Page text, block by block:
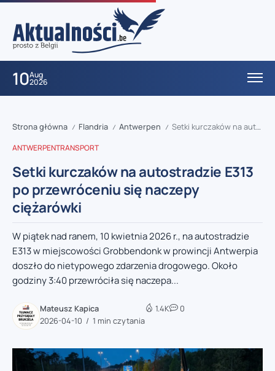
10Aug
2026
Strona główna / Flandria / Antwerpen / Setki kurczaków na autostradzie E313 po przewróceniu się naczepy ciężarówki
ANTWERPENTRANSPORT
Setki kurczaków na autostradzie E313
po przewróceniu się naczepy
ciężarówki
W piątek nad ranem, 10 kwietnia 2026 r., na autostradzie
E313 w miejscowości Grobbendonk w prowincji Antwerpia
doszło do nietypowego zdarzenia drogowego. Około
godziny 3:40 przewróciła się naczepa...
Mateusz Kapica
2026-04-10
1 min czytania
1.4K 0